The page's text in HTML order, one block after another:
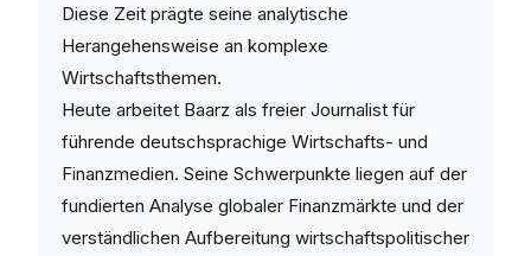
Diese Zeit prägte seine analytische
Herangehensweise an komplexe
Wirtschaftsthemen.
Heute arbeitet Baarz als freier Journalist für
führende deutschsprachige Wirtschafts- und
Finanzmedien. Seine Schwerpunkte liegen auf der
fundierten Analyse globaler Finanzmärkte und der
verständlichen Aufbereitung wirtschaftspolitischer